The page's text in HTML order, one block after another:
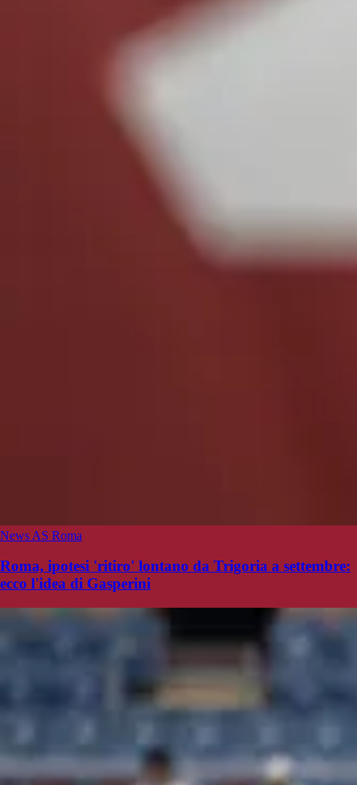
News AS Roma
Roma, ipotesi 'ritiro' lontano da Trigoria a settembre:
ecco l'idea di Gasperini